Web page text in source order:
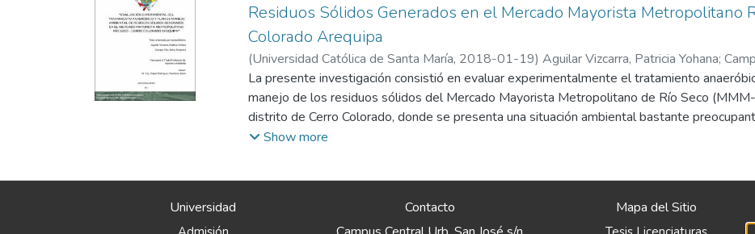
Residuos Sólidos Generados en el Mercado Mayorista Metropolitano
Colorado Arequipa
(Universidad Católica de Santa María, 2018-01-19) Aguilar Vizcarra, Patricia Yohana;
La presente investigación consistió en evaluar experimentalmente el tratamiento
manejo de los residuos sólidos del Mercado Mayorista Metropolitano de Río Seco
distrito de Cerro Colorado, donde se presenta una situación ambiental bastante
realiza correctamente el manejo integral de estos residuos. Se realizó la caracterización de
tratamiento anaeróbico de dichos residuos, realizando el montaje de biorreactores que
Show more
Universidad
Contacto
Mapa del Sitio